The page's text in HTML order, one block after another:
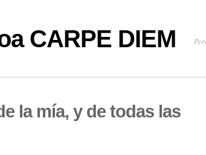
CARPE DIEM
la mía, y de todas las